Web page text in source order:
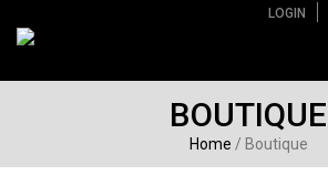
LOGIN
BOUTIQUE
Home / Boutique